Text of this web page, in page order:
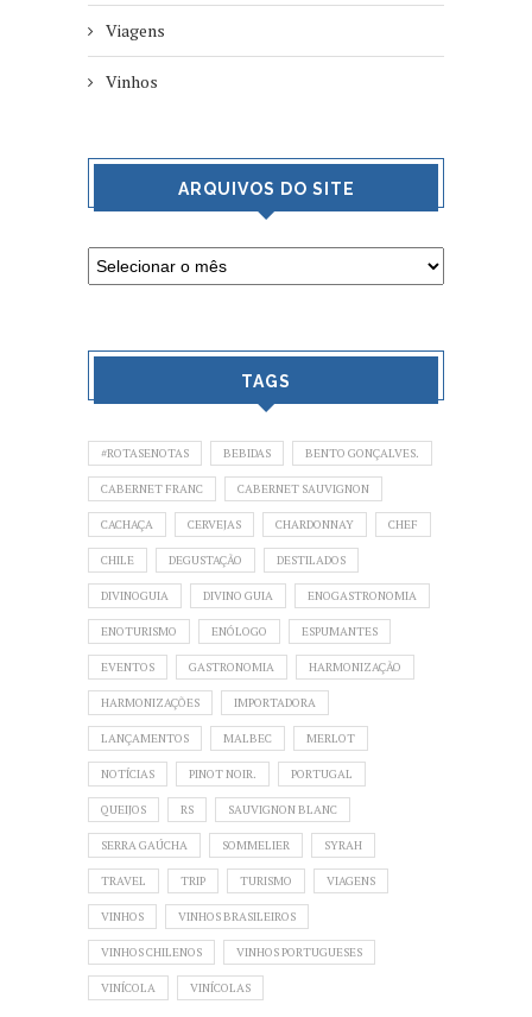
Viagens
Vinhos
ARQUIVOS DO SITE
TAGS
#ROTASENOTAS BEBIDAS BENTO GONÇALVES.
CABERNET FRANC CABERNET SAUVIGNON
CACHAÇA CERVEJAS CHARDONNAY CHEF
CHILE DEGUSTAÇÃO DESTILADOS
DIVINOGUIA DIVINO GUIA ENOGASTRONOMIA
ENOTURISMO ENÓLOGO ESPUMANTES
EVENTOS GASTRONOMIA HARMONIZAÇÃO
HARMONIZAÇÕES IMPORTADORA
LANÇAMENTOS MALBEC MERLOT
NOTÍCIAS PINOT NOIR. PORTUGAL
QUEIJOS RS SAUVIGNON BLANC
SERRA GAÚCHA SOMMELIER SYRAH
TRAVEL TRIP TURISMO VIAGENS
VINHOS VINHOS BRASILEIROS
VINHOS CHILENOS VINHOS PORTUGUESES
VINÍCOLA VINÍCOLAS